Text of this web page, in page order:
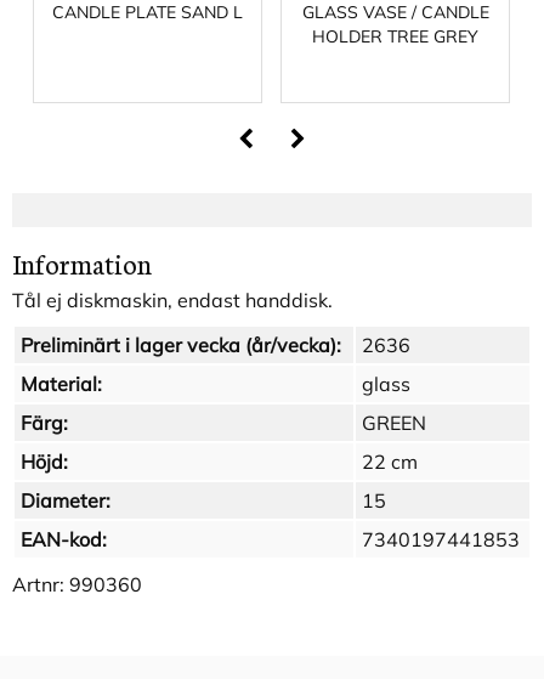
CANDLE PLATE SAND L
GLASS VASE / CANDLE
HOLDER TREE GREY
Information
Tål ej diskmaskin, endast handdisk.
Preliminärt i lager vecka (år/vecka):
2636
Material:
glass
Färg:
GREEN
Höjd:
22 cm
Diameter:
15
EAN-kod:
7340197441853
Artnr: 990360